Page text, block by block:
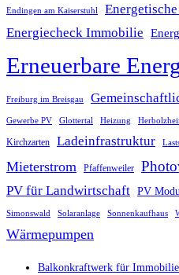
Endingen am Kaiserstuhl
Energiecheck Immobilie
Erneuerbare
Freiburg im Breisgau
Gewerbe PV Glottertal Heizung
Kirchzarten Ladeinfrastruktur
Mieterstrom Pfaffenweiler
PV für Landwirtschaft PV
Simonswald Solaranlage Sonnenkaufhaus
Wärmepumpen
Balkonkraftwerk für